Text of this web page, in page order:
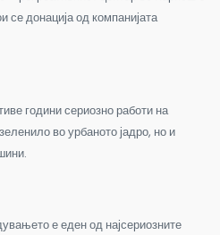
се донација од компанијата
години сериозно работи на
во урбаното јадро, но и
е еден од најсериозните